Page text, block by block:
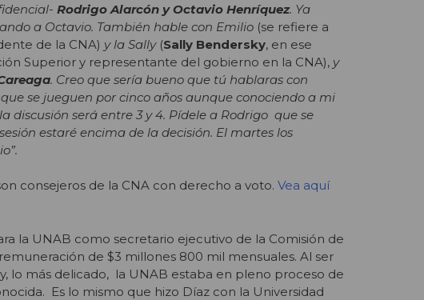
Rodrigo Alarcón y Octavio Henríquez. Ya
a Octavio. También hable con Emilio (se refiere a
de la CNA) y la Sally(Sally Bendersky, en ese
Superior y representante del gobierno en la CNA), y
. Creo que sería bueno que tú hablaras con
se jueguen por cinco años aunque conociendo a mi
discusión será entre 3 y 4. Pídele a Rodrigo que se
estaré encima de la decisión. El martes los
consejeros de la CNA con derecho a voto. Vea aquí
la UNAB como secretario ejecutivo de la Comisión de
de $3 millones 800 mil mensuales. Al ser
lo más delicado, la UNAB estaba en pleno proceso de
Es lo mismo que hizo Díaz con la Universidad